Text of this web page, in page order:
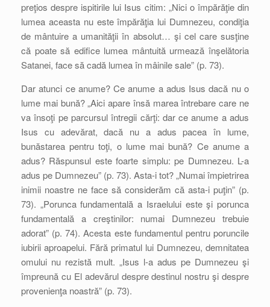
preţios despre ispitirile lui Isus citim: „Nici o împărăţie din
lumea aceasta nu este împărăţia lui Dumnezeu, condiţia
de mântuire a umanităţii în absolut… şi cel care susţine
că poate să edifice lumea mântuită urmează înşelătoria
Satanei, face să cadă lumea în mâinile sale” (p. 73).
Dar atunci ce anume? Ce anume a adus Isus dacă nu o
lume mai bună? „Aici apare însă marea întrebare care ne
va însoţi pe parcursul întregii cărţi: dar ce anume a adus
Isus cu adevărat, dacă nu a adus pacea în lume,
bunăstarea pentru toţi, o lume mai bună? Ce anume a
adus? Răspunsul este foarte simplu: pe Dumnezeu. L-a
adus pe Dumnezeu” (p. 73). Asta-i tot? „Numai împietrirea
inimii noastre ne face să considerăm că asta-i puţin” (p.
73). „Porunca fundamentală a Israelului este şi porunca
fundamentală a creştinilor: numai Dumnezeu trebuie
adorat” (p. 74). Acesta este fundamentul pentru poruncile
iubirii aproapelui. Fără primatul lui Dumnezeu, demnitatea
omului nu rezistă mult. „Isus l-a adus pe Dumnezeu şi
împreună cu El adevărul despre destinul nostru şi despre
provenienţa noastră” (p. 73).